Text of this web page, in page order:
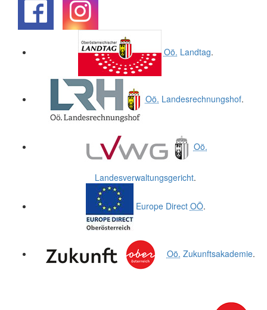
Oö. Landtag.
Oö. Landesrechnungshof.
Oö.
Landesverwaltungsgericht.
Europe Direct OÖ.
Oö. Zukunftsakademie.